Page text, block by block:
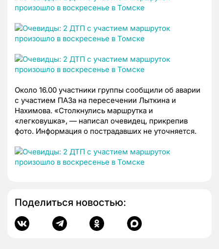
Около 16.00 участники группы сообщили об аварии
с участием ПАЗа на пересечении Лыткина и
Нахимова. «Столкнулись маршрутка и
«легковушка», — написал очевидец, прикрепив
фото. Информация о пострадавших не уточняется.
Поделиться новостью: